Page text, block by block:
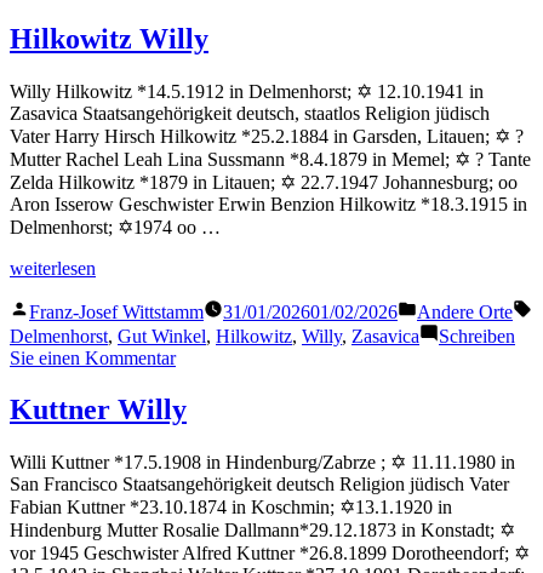
Willy
Hilkowitz Willy
Willy Hilkowitz *14.5.1912 in Delmenhorst; ✡ 12.10.1941 in
Zasavica Staatsangehörigkeit deutsch, staatlos Religion jüdisch
Vater Harry Hirsch Hilkowitz *25.2.1884 in Garsden, Litauen; ✡ ?
Mutter Rachel Leah Lina Sussmann *8.4.1879 in Memel; ✡ ? Tante
Zelda Hilkowitz *1879 in Litauen; ✡ 22.7.1947 Johannesburg; oo
Aron Isserow Geschwister Erwin Benzion Hilkowitz *18.3.1915 in
Delmenhorst; ✡1974 oo …
„Hilkowitz
weiterlesen
Veröffentlicht
von
Franz-Josef Wittstamm 31/01/202601/02/2026
Veröffentlicht
in
Andere Orte
Delmenhorst, Gut Winkel, Hilkowitz, Willy, Zasavica
Schreiben
Sie einen Kommentarzu
Kuttner Willy
Willi Kuttner *17.5.1908 in Hindenburg/Zabrze ; ✡ 11.11.1980 in
San Francisco Staatsangehörigkeit deutsch Religion jüdisch Vater
Fabian Kuttner *23.10.1874 in Koschmin; ✡13.1.1920 in
Hindenburg Mutter Rosalie Dallmann*29.12.1873 in Konstadt; ✡
vor 1945 Geschwister Alfred Kuttner *26.8.1899 Dorotheendorf; ✡